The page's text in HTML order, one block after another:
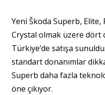
Yeni Škoda Superb,
Crystal olmak üzere dört
Türkiye’de satışa
standart donanımlar
Superb daha fazla
öne çıkıyor.